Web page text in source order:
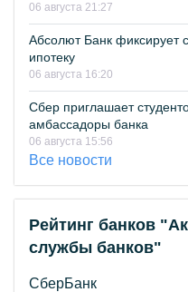
06 августа 21:27
Абсолют Банк фиксирует
ипотеку
06 августа 16:20
Сбер приглашает
амбассадоры банка
06 августа 15:56
Все новости
Рейтинг банков
службы банков"
СберБанк